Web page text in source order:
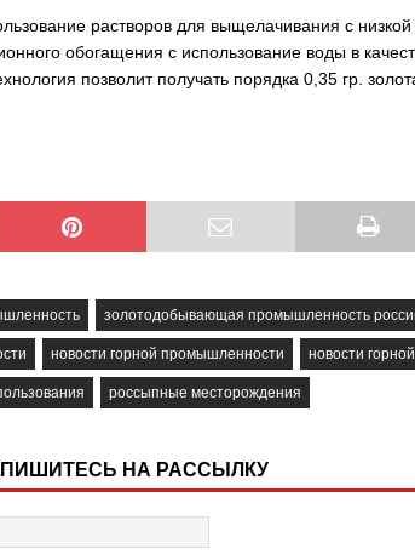
растворов для выщелачивания с
обогащения с использование воды в
позволит получать порядка 0,35 гр.
золотодобывающая промышленность
новости горной промышленности новости
россыпные месторождения
НА РАССЫЛКУ